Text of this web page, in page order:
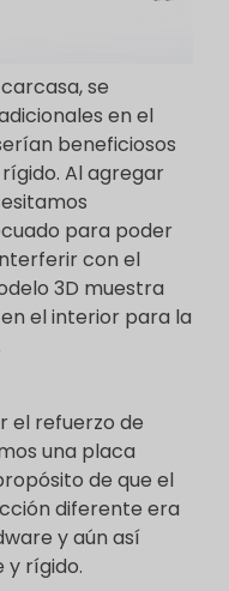
se
en el
beneficiosos
Al agregar
para poder
con el
3D muestra
el interior para la
el refuerzo de
una placa
de que el
diferente era
y aún así
rígido.